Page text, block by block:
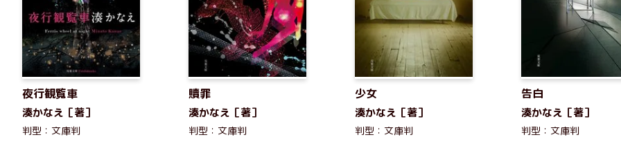
夜行観覧車
湊かなえ［著］
判型：文庫判
贖罪
湊かなえ［著］
判型：文庫判
少女
湊かなえ［著］
判型：文庫判
告白
湊かなえ［著］
判型：文庫判